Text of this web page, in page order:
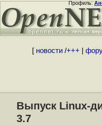
Профиль:
[ новости/+++
Выпуск Linux-
3.7